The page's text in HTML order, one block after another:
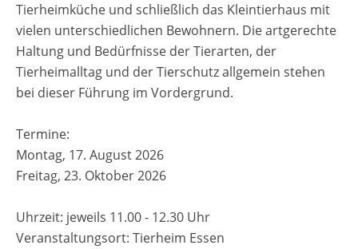
Tierheimküche und schließlich das Kleintierhaus mit
vielen unterschiedlichen Bewohnern. Die artgerechte
Haltung und Bedürfnisse der Tierarten, der
Tierheimalltag und der Tierschutz allgemein stehen
bei dieser Führung im Vordergrund.
Termine:
Montag, 17. August 2026
Freitag, 23. Oktober 2026
Uhrzeit: jeweils 11.00 - 12.30 Uhr
Veranstaltungsort: Tierheim Essen